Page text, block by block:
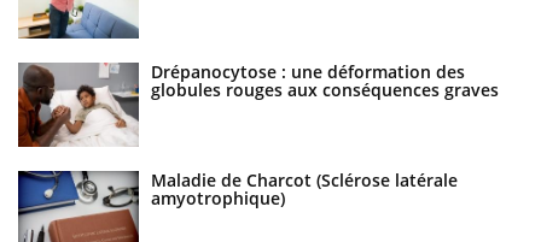
Drépanocytose : une déformation des
globules rouges aux conséquences graves
Maladie de Charcot (Sclérose latérale
amyotrophique)